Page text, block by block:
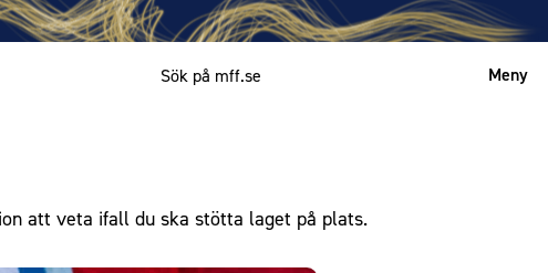
Meny
att veta ifall du ska stötta laget på plats.